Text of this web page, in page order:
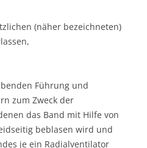
(näher bezeichneten)
Führung und
zum Zweck der
das Band mit Hilfe von
beblasen wird und
je ein Radialventilator